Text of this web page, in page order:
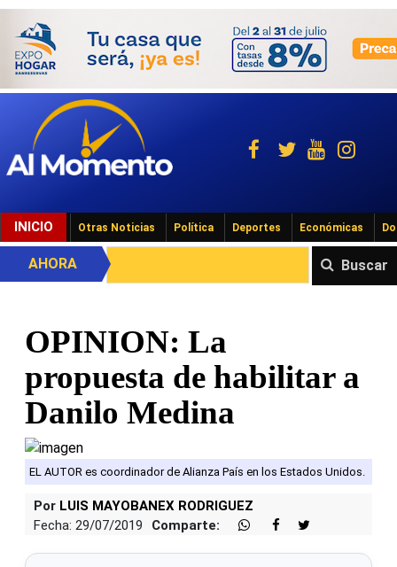
INICIO Otras Noticias Política Deportes Económicas
Buscar
AHORA
OPINION: La
propuesta de habilitar a
Danilo Medina
EL AUTOR es coordinador de Alianza País en los Estados Unidos.
Por LUIS MAYOBANEX RODRIGUEZ
Fecha: 29/07/2019
Comparte: